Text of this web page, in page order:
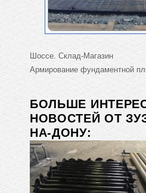
Шоссе. Склад-Магазин
Армирование фундаментной
БОЛЬШЕ
НОВОСТЕЙ ОТ
НА-ДОНУ: